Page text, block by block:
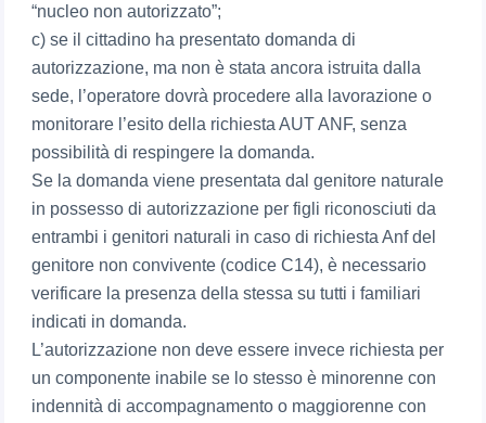
“nucleo non autorizzato”;
c) se il cittadino ha presentato domanda di
autorizzazione, ma non è stata ancora istruita dalla
sede, l’operatore dovrà procedere alla lavorazione o
monitorare l’esito della richiesta AUT ANF, senza
possibilità di respingere la domanda.
Se la domanda viene presentata dal genitore naturale
in possesso di autorizzazione per figli riconosciuti da
entrambi i genitori naturali in caso di richiesta Anf del
genitore non convivente (codice C14), è necessario
verificare la presenza della stessa su tutti i familiari
indicati in domanda.
L’autorizzazione non deve essere invece richiesta per
un componente inabile se lo stesso è minorenne con
indennità di accompagnamento o maggiorenne con